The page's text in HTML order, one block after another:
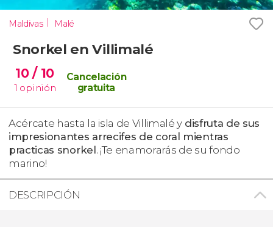
Maldivas Malé
Snorkel en Villimalé
10/ 10
1 opinión
Cancelación
gratuita
Acércate hasta la isla de Villimalé y disfruta de sus
impresionantes arrecifes de coral mientras
practicas snorkel. ¡Te enamorarás de su fondo
marino!
DESCRIPCIÓN